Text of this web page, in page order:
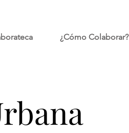
¿Cómo Colaborar?